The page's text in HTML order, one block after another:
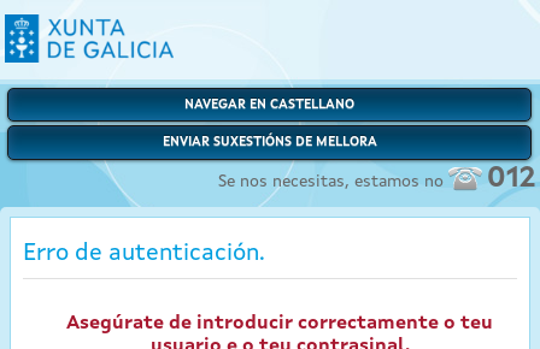
NAVEGAR EN CASTELLANO
ENVIAR SUXESTIÓNS DE MELLORA
Se nos necesitas, estamos no 012
Erro de autenticación.
Asegúrate de introducir correctamente o teu